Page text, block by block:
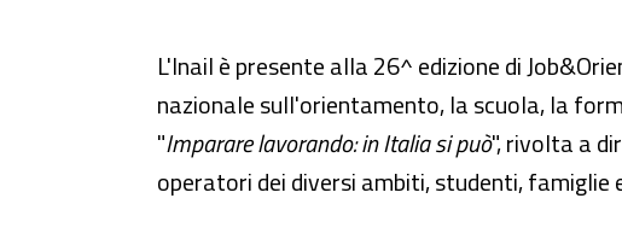
Job&Orienta 2016 - 26^ edizione
L'Inail è presente alla 26^ edizione di
nazionale sull'orientamento, la scuola, la
"Imparare lavorando: in Italia si può", rivolta a
operatori dei diversi ambiti, studenti, famiglie